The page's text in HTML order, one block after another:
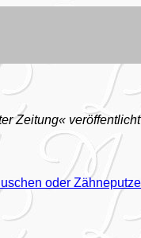
Zeitung« veröffentlicht
oder